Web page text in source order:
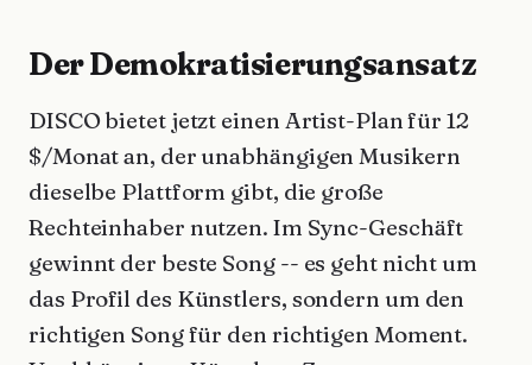
Der Demokratisierungsansatz
DISCO bietet jetzt einen Artist-Plan für 12
$/Monat an, der unabhängigen Musikern
dieselbe Plattform gibt, die große
Rechteinhaber nutzen. Im Sync-Geschäft
gewinnt der beste Song -- es geht nicht um
das Profil des Künstlers, sondern um den
richtigen Song für den richtigen Moment.